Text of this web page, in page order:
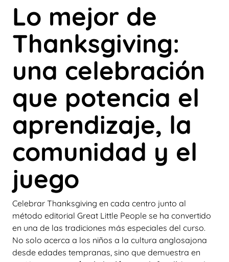
Lo mejor de
Thanksgiving:
una celebración
que potencia el
aprendizaje, la
comunidad y el
juego
Celebrar Thanksgiving en cada centro junto al
método editorial Great Little People se ha convertido
en una de las tradiciones más especiales del curso.
No solo acerca a los niños a la cultura anglosajona
desde edades tempranas, sino que demuestra en